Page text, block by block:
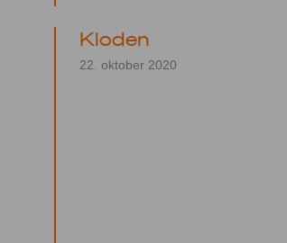
Kloden
22. oktober 2020